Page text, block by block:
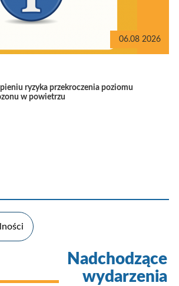
06.08 2026
ryzyka przekroczenia poziomu
w powietrzu
Nadchodzące
wydarzenia